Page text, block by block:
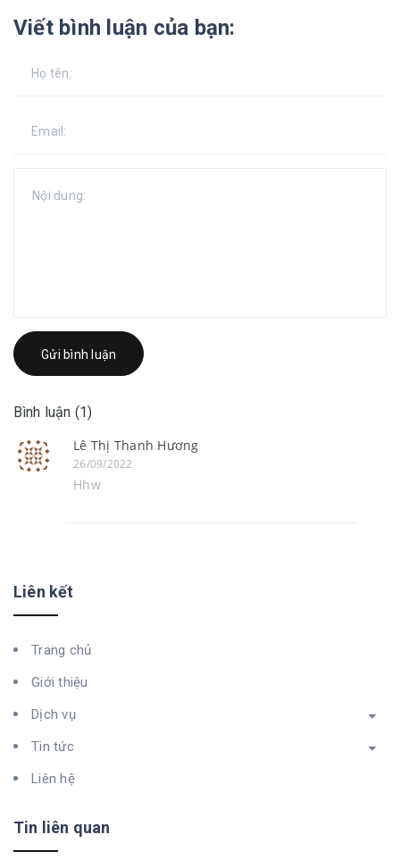
Viết bình luận của bạn:
Gửi bình luận
Bình luận (1)
Lê Thị Thanh Hương
26/09/2022
Hhw
Liên kết
Trang chủ
Giới thiệu
Dịch vụ
Tin tức
Liên hệ
Tin liên quan